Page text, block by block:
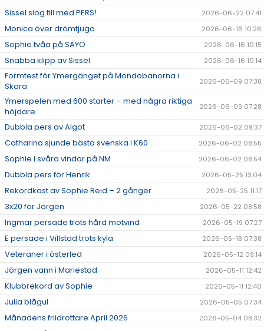
Sissel slog till med PERS! 2026-06-22 07:41
Monica över drömtjugo 2026-06-16 10:26
Sophie tvåa på SAYO 2026-06-16 10:15
Snabba klipp av Sissel 2026-06-16 10:14
Formtest för Ymergänget på Mondobanorna i
Skara
2026-06-09 07:38
Ymerspelen med 600 starter – med några riktiga
höjdare
2026-06-09 07:28
Dubbla pers av Algot 2026-06-02 09:37
Catharina sjunde bästa svenska i K60 2026-06-02 08:55
Sophie i svåra vindar på NM 2026-06-02 08:54
Dubbla pers för Henrik 2026-05-25 13:04
Rekordkast av Sophie Reid – 2 gånger 2026-05-25 11:17
3x20 för Jörgen 2026-05-22 08:58
Ingmar persade trots hård motvind 2026-05-19 07:27
E persade i Villstad trots kyla 2026-05-18 07:38
Veteraner i österled 2026-05-12 09:14
Jörgen vann i Mariestad 2026-05-11 12:42
Klubbrekord av Sophie 2026-05-11 12:40
Julia blågul 2026-05-05 07:34
Månadens friidrottare April 2026 2026-05-04 08:32